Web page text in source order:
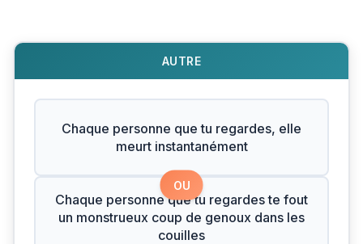
AUTRE
Chaque personne que tu regardes, elle
meurt instantanément
OU
Chaque personne que tu regardes te fout
un monstrueux coup de genoux dans les
couilles